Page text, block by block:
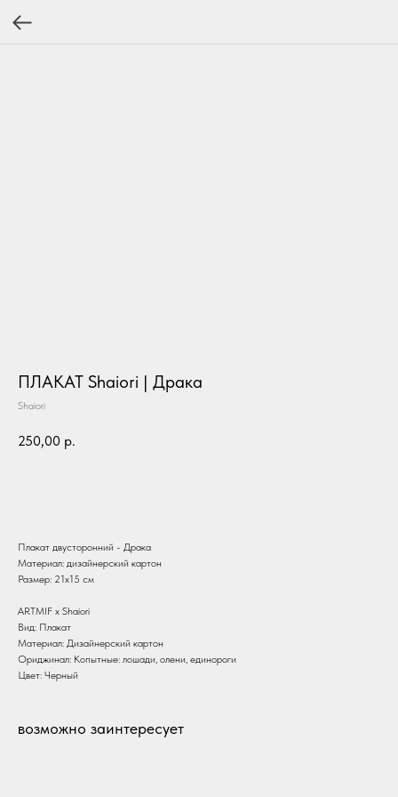
ПЛАКАТ Shaiori | Драка
Shaiori
250,00 р.
Плакат двусторонний - Драка
Материал: дизайнерский картон
Размер: 21х15 см
ARTMIF х Shaiori
Вид: Плакат
Материал: Дизайнерский картон
Ориджинал: Копытные: лошади, олени, единороги
Цвет: Черный
возможно заинтересует